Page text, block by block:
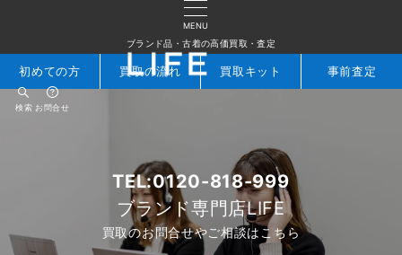
MENU
ブランド品・古着の高価買取・査定
検索 お問合せ
初めての方 買取の流れ 買取キット 事前査定
TEL:0120-818-999
ブランド専門店LIFE
買取のお問合せやご相談はこちら